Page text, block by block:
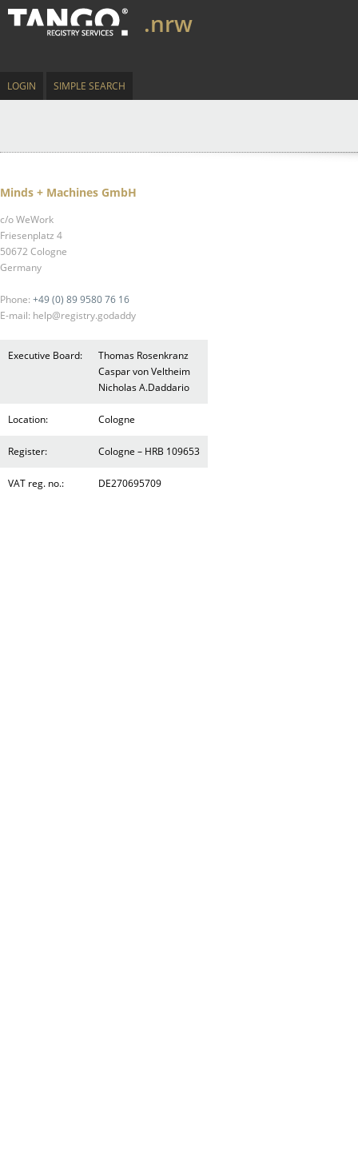
.nrw
LOGIN SIMPLE SEARCH
Minds + Machines GmbH
c/o WeWork
Friesenplatz 4
50672 Cologne
Germany
Phone: +49 (0) 89 9580 76 16
E-mail: help@registry.godaddy
Executive Board:
Thomas Rosenkranz
Caspar von Veltheim
Nicholas A.Daddario
Location: Cologne
Register: Cologne – HRB 109653
VAT reg. no.: DE270695709